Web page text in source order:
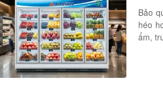
Bảo
héo
ẩm,